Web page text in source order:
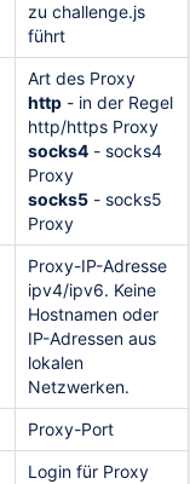
zu challenge.js
führt
Art des Proxy
http - in der Regel
http/https Proxy
socks4 - socks4
Proxy
socks5 - socks5
Proxy
Proxy-IP-Adresse
ipv4/ipv6. Keine
Hostnamen oder
IP-Adressen aus
lokalen
Netzwerken.
Proxy-Port
Login für Proxy